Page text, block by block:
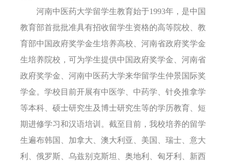
河南中医药大学留学生教育始于1993年，是中国
教育部首批批准具有招收留学生资格的高等院校
教
育部中国政府奖学金生培养高校
河南省政府奖学金
生培养院校， 可为学生提供中国政府奖学金
河南省
政府奖学金、河南中医药大学来华留学生仲景国际奖
学金。学校 目前开展有中医学、中药学、针灸推拿学
等本科、硕士研究生及博士研究生等的学历教育、短
期进修学习和汉语培训。 截至目前 ，我校培养的留学
生遍布韩国、加拿大、澳大利亚、美国、瑞士、意大
利、俄罗斯、乌兹别克斯坦、奥地利、匈牙利、新西